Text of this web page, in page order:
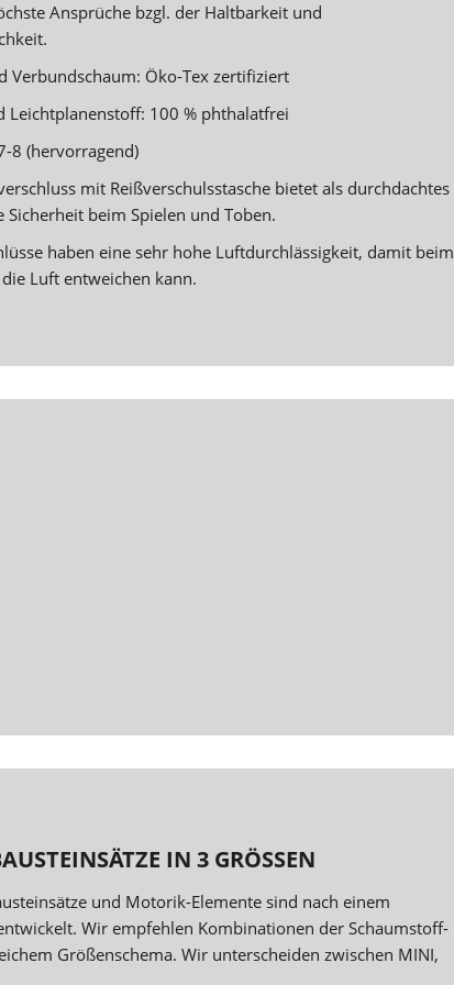
Ansprüche bzgl. der Haltbarkeit und
Verbundschaum: Öko-Tex zertifiziert
Leichtplanenstoff: 100 % phthalatfrei
8 (hervorragend)
mit Reißverschulsstasche bietet als durchdachtes
Sicherheit beim Spielen und Toben.
haben eine sehr hohe Luftdurchlässigkeit, damit beim
Luft entweichen kann.
IN 3 GRÖSSEN
und Motorik-Elemente sind nach einem
Wir empfehlen Kombinationen der Schaumstoff-
Größenschema. Wir unterscheiden zwischen MINI,